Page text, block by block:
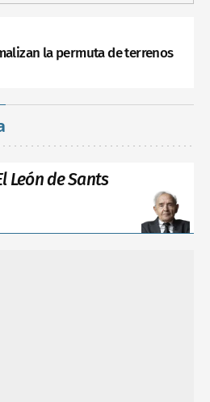
la permuta de terrenos
León de Sants